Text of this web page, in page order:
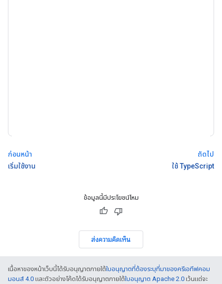
ก่อนหน้า
เริ่มใช้งาน
ถัดไป
ใช้ TypeScript
ข้อมูลนี้มีประโยชน์ไหม
ส่งความคิดเห็น
เนื้อหาของหน้าเว็บนี้ได้รับอนุญาตภายใต้ใบอนุญาตที่ต้องระบุที่มาของครีเอทีฟคอม
มอนส์ 4.0 และตัวอย่างโค้ดได้รับอนุญาตภายใต้ใบอนุญาต Apache 2.0 เว้นแต่จะ